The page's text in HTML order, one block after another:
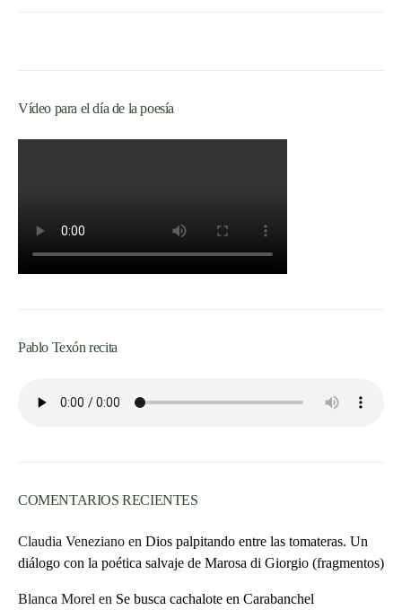
Vídeo para el día de la poesía
Pablo Texón recita
COMENTARIOS RECIENTES
Claudia Veneziano en Dios palpitando entre las tomateras. Un
diálogo con la poética salvaje de Marosa di Giorgio (fragmentos)
Blanca Morel en Se busca cachalote en Carabanchel